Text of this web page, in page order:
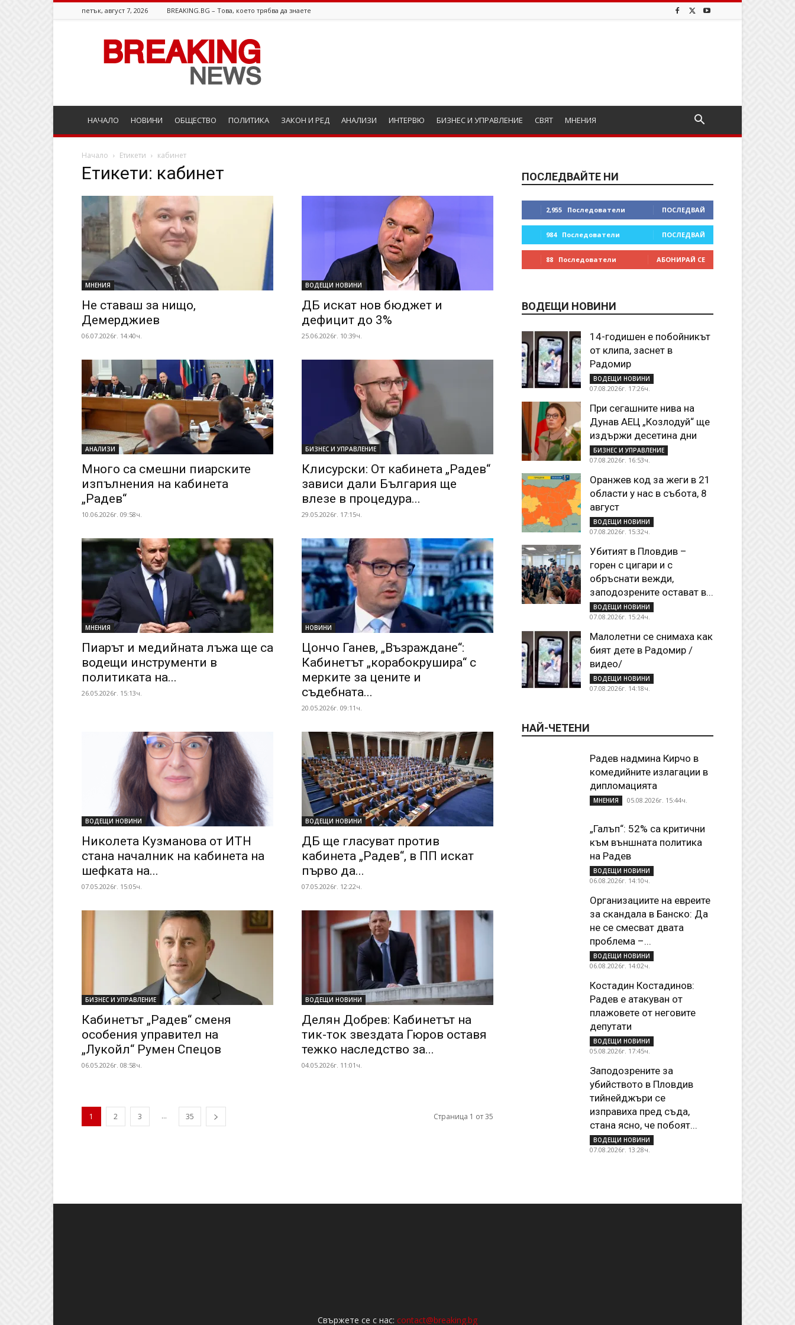
петък, август 7, 2026 BREAKING.BG – Това, което трябва да знаете
Breaking.bg
НАЧАЛО НОВИНИ ОБЩЕСТВО ПОЛИТИКА ЗАКОН И РЕД АНАЛИЗИ ИНТЕРВЮ БИЗНЕС И УПРАВЛЕНИЕ СВЯТ МНЕНИЯ
Начало Етикети кабинет
Етикети: кабинет
МНЕНИЯ
Не ставаш за нищо,
Демерджиев
06.07.2026г. 14:40ч.
ВОДЕЩИ НОВИНИ
ДБ искат нов бюджет и
дефицит до 3%
25.06.2026г. 10:39ч.
АНАЛИЗИ
Много са смешни пиарските
изпълнения на кабинета
„Радев“
10.06.2026г. 09:58ч.
БИЗНЕС И УПРАВЛЕНИЕ
Клисурски: От кабинета „Радев“
зависи дали България ще
влезе в процедура...
29.05.2026г. 17:15ч.
МНЕНИЯ
Пиарът и медийната лъжа ще са
водещи инструменти в
политиката на...
26.05.2026г. 15:13ч.
НОВИНИ
Цончо Ганев, „Възраждане“:
Кабинетът „корабокрушира“ с
мерките за цените и
съдебната...
20.05.2026г. 09:11ч.
ВОДЕЩИ НОВИНИ
Николета Кузманова от ИТН
стана началник на кабинета на
шефката на...
07.05.2026г. 15:05ч.
ВОДЕЩИ НОВИНИ
ДБ ще гласуват против
кабинета „Радев“, в ПП искат
първо да...
07.05.2026г. 12:22ч.
БИЗНЕС И УПРАВЛЕНИЕ
Кабинетът „Радев“ сменя
особения управител на
„Лукойл“ Румен Спецов
06.05.2026г. 08:58ч.
ВОДЕЩИ НОВИНИ
Делян Добрев: Кабинетът на
тик-ток звездата Гюров оставя
тежко наследство за...
04.05.2026г. 11:01ч.
1 2 3 ... 35 Страница 1 от 35
ПОСЛЕДВАЙТЕ НИ
2,955 Последователи ПОСЛЕДВАЙ
984 Последователи ПОСЛЕДВАЙ
88 Последователи АБОНИРАЙ СЕ
ВОДЕЩИ НОВИНИ
14-годишен е побойникът
от клипа, заснет в
Радомир
ВОДЕЩИ НОВИНИ
07.08.2026г. 17:26ч.
При сегашните нива на
Дунав АЕЦ „Козлодуй“ ще
издържи десетина дни
БИЗНЕС И УПРАВЛЕНИЕ
07.08.2026г. 16:53ч.
Оранжев код за жеги в 21
области у нас в събота, 8
август
ВОДЕЩИ НОВИНИ
07.08.2026г. 15:32ч.
Убитият в Пловдив –
горен с цигари и с
обръснати вежди,
заподозрените остават в...
ВОДЕЩИ НОВИНИ
07.08.2026г. 15:24ч.
Малолетни се снимаха как
бият дете в Радомир /
видео/
ВОДЕЩИ НОВИНИ
07.08.2026г. 14:18ч.
НАЙ-ЧЕТЕНИ
Радев надмина Кирчо в
комедийните излагации в
дипломацията
МНЕНИЯ 05.08.2026г. 15:44ч.
„Галъп“: 52% са критични
към външната политика
на Радев
ВОДЕЩИ НОВИНИ
06.08.2026г. 14:10ч.
Организациите на евреите
за скандала в Банско: Да
не се смесват двата
проблема –...
ВОДЕЩИ НОВИНИ
06.08.2026г. 14:02ч.
Костадин Костадинов:
Радев е атакуван от
плажoвете от неговите
депутати
ВОДЕЩИ НОВИНИ
05.08.2026г. 17:45ч.
Заподозрените за
убийството в Пловдив
тийнейджъри се
изправиха пред съда,
стана ясно, че побоят...
ВОДЕЩИ НОВИНИ
07.08.2026г. 13:28ч.
Свържете се с нас: contact@breaking.bg